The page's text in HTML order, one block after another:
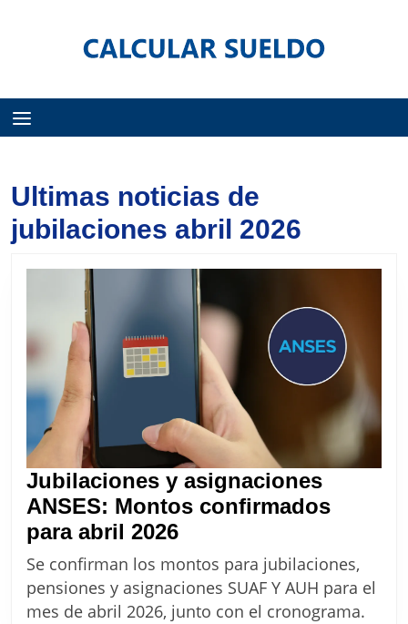
Ultimas noticias de
jubilaciones abril 2026
Jubilaciones y asignaciones
ANSES: Montos confirmados
para abril 2026Jubilaciones
y
asignaciones
ANSES:
Se confirman los montos para jubilaciones,
pensiones y asignaciones SUAF Y AUH para el
mes de abril 2026, junto con el cronograma.